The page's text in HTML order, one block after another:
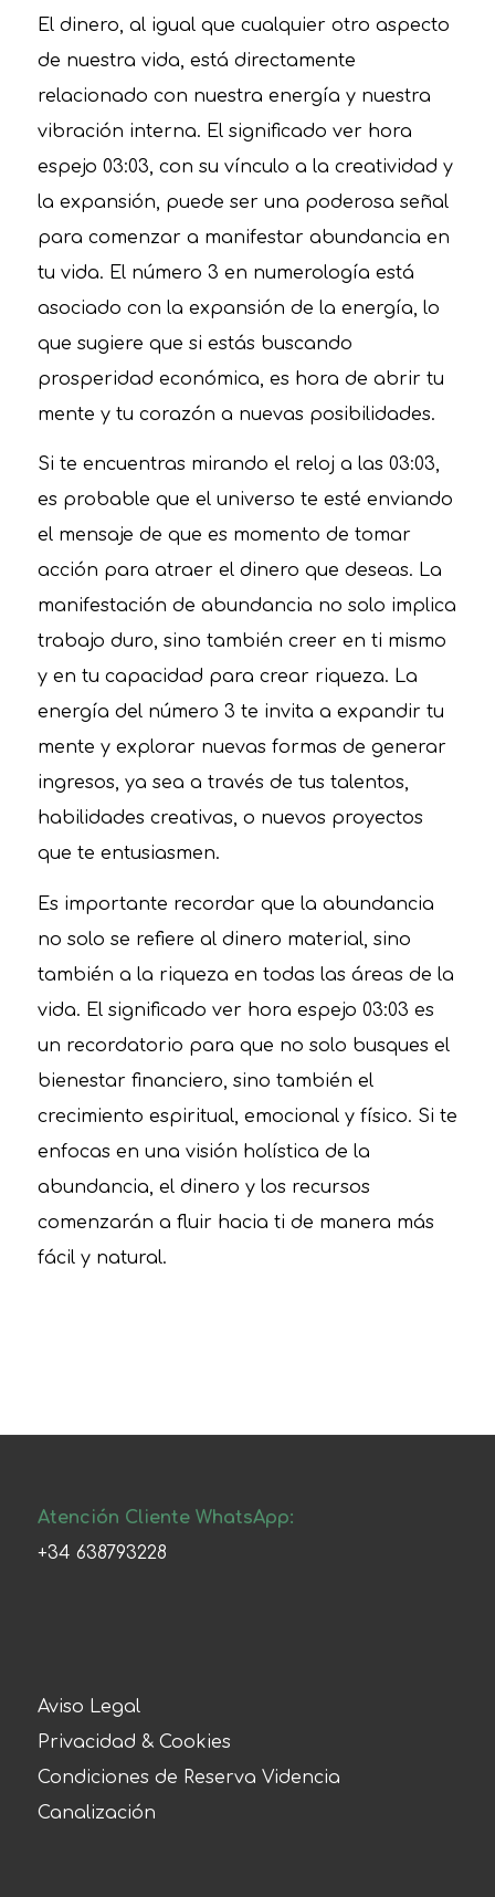
El dinero, al igual que cualquier otro aspecto
de nuestra vida, está directamente
relacionado con nuestra energía y nuestra
vibración interna. El significado ver hora
espejo 03:03, con su vínculo a la creatividad y
la expansión, puede ser una poderosa señal
para comenzar a manifestar abundancia en
tu vida. El número 3 en numerología está
asociado con la expansión de la energía, lo
que sugiere que si estás buscando
prosperidad económica, es hora de abrir tu
mente y tu corazón a nuevas posibilidades.
Si te encuentras mirando el reloj a las 03:03,
es probable que el universo te esté enviando
el mensaje de que es momento de tomar
acción para atraer el dinero que deseas. La
manifestación de abundancia no solo implica
trabajo duro, sino también creer en ti mismo
y en tu capacidad para crear riqueza. La
energía del número 3 te invita a expandir tu
mente y explorar nuevas formas de generar
ingresos, ya sea a través de tus talentos,
habilidades creativas, o nuevos proyectos
que te entusiasmen.
Es importante recordar que la abundancia
no solo se refiere al dinero material, sino
también a la riqueza en todas las áreas de la
vida. El significado ver hora espejo 03:03 es
un recordatorio para que no solo busques el
bienestar financiero, sino también el
crecimiento espiritual, emocional y físico. Si te
enfocas en una visión holística de la
abundancia, el dinero y los recursos
comenzarán a fluir hacia ti de manera más
fácil y natural.
Atención Cliente WhatsApp:
+34 638793228
Aviso Legal
Privacidad & Cookies
Condiciones de Reserva Videncia
Canalización